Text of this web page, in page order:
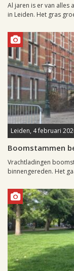
Al jaren is er van alles
in Leiden. Het gras
Leiden, 4 februari
Boomstammen
Vrachtladingen
binnengereden. Het